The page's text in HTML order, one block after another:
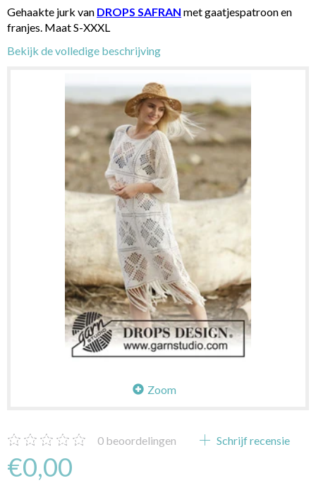
Gehaakte jurk van DROPS SAFRAN met gaatjespatroon en
franjes. Maat S-XXXL
Bekijk de volledige beschrijving
Zoom
0 beoordelingen Schrijf recensie
€0,00